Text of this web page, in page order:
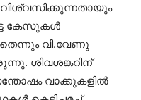
വിശ്വസിക്കുന്നതായും
കേസുകൾ
വി.വേണു
ശിവശങ്കറിന്
വാക്കുകളിൽ